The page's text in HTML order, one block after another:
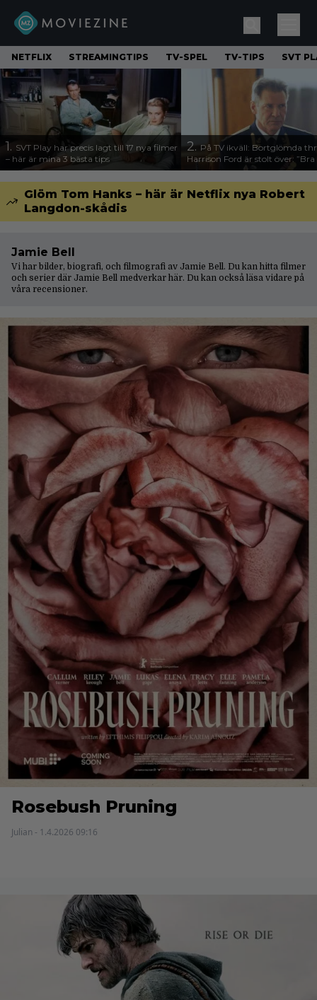
NETFLIX STREAMINGTIPS TV-SPEL TV-TIPS SVT
1. SVT Play har precis lagt till 17 nya filmer
– här är mina 3 bästa tips
2. På TV ikväll: Bortglömda
Harrison Ford är stolt över:
Glöm Tom Hanks – här är Netflix nya Robert
Langdon-skådis
Jamie Bell
Vi har bilder, biografi, och filmografi av Jamie Bell. Du kan hitta filmer
och serier där Jamie Bell medverkar här. Du kan också läsa vidare på
våra recensioner.
Rosebush Pruning
Julian - 1.4.2026 09:16